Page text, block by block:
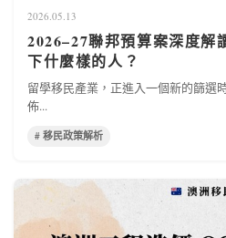
2026.05.13
2026–27聯邦預算案深度解
下什麼樣的人？
留學移民產業，正進入一個新的篩選
佈...
# 移民政策解析